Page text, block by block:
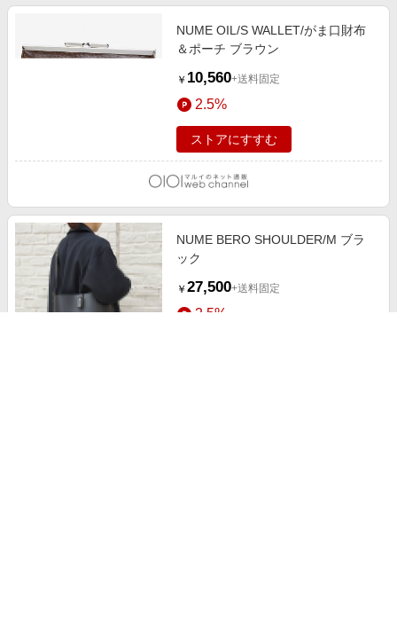
NUME OIL/S WALLET/がま口財布
＆ポーチ ブラウン
￥ 10,560+送料固定
2.5%
ストアにすすむ
NUME BERO SHOULDER/M ブラ
ック
￥ 27,500+送料固定
2.5%